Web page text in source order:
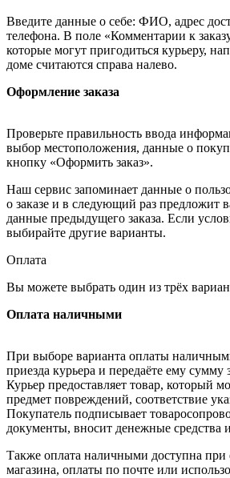
Введите данные о себе: ФИО, адрес
телефона. В поле «Комментарии к
которые могут пригодиться курьеру,
доме считаются справа налево.
Оформление заказа
Проверьте правильность ввода
выбор местоположения, данные о
кнопку «Оформить заказ».
Наш сервис запоминает данные о
о заказе и в следующий раз предложит
данные предыдущего заказа. Если
выбирайте другие варианты.
Оплата
Вы можете выбрать один из трёх
Оплата наличными
При выборе варианта оплаты
приезда курьера и передаёте ему сумму
Курьер предоставляет товар, который
предмет повреждений, соответствие
Покупатель подписывает
документы, вносит денежные средства
Также оплата наличными доступна при
магазина, оплаты по почте или